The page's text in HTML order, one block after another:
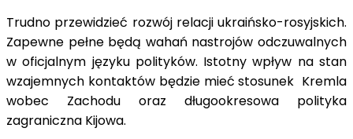
Trudno przewidzieć rozwój relacji ukraińsko-rosyjskich.
Zapewne pełne będą wahań nastrojów odczuwalnych
w oficjalnym języku polityków. Istotny wpływ na stan
wzajemnych kontaktów będzie mieć stosunek Kremla
wobec Zachodu oraz długookresowa polityka
zagraniczna Kijowa.